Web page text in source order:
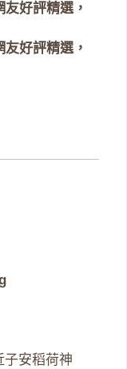
好評精選，
好評精選，
子安稻荷神